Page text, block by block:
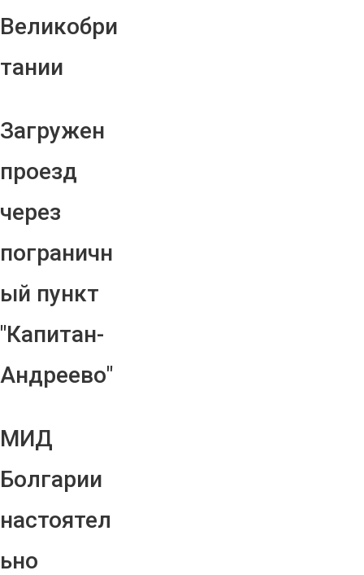
Великобри
тании
Загружен
проезд
через
пограничн
ый пункт
"Капитан-
Андреево"
МИД
Болгарии
настоятел
ьно